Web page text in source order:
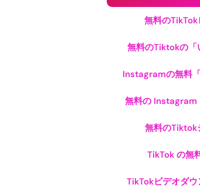
無料のTikTok
無料のTiktokの「
Instagramの無料「
無料の Instagram
無料のTiktok
TikTok の無
TikTokビデオダ